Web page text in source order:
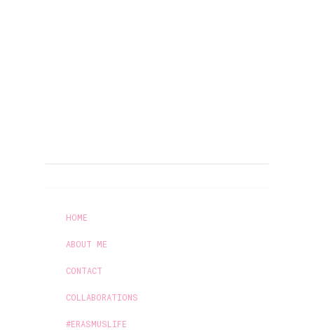
HOME
ABOUT ME
CONTACT
COLLABORATIONS
#ERASMUSLIFE